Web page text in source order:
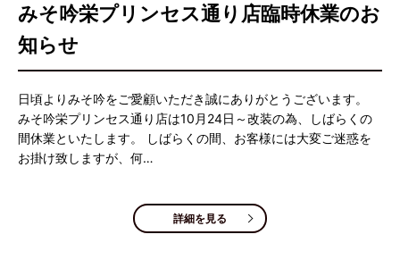
みそ吟栄プリンセス通り店臨時休業のお
知らせ
日頃よりみそ吟をご愛顧いただき誠にありがとうございます。
みそ吟栄プリンセス通り店は10月24日～改装の為、しばらくの
間休業といたします。 しばらくの間、お客様には大変ご迷惑を
お掛け致しますが、何…
詳細を見る